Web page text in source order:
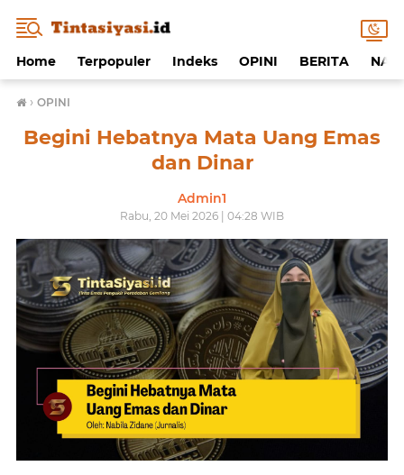
Home Terpopuler Indeks OPINI BERITA
› OPINI
Begini Hebatnya Mata Uang Emas
dan Dinar
Admin1
Rabu, 20 Mei 2026 | 04:28 WIB